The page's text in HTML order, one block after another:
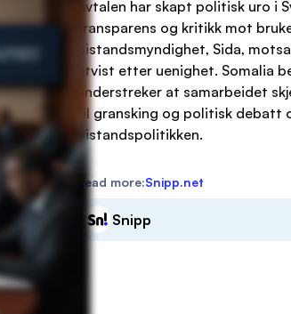
Avtalen har skapt politisk uro i
transparens og kritikk mot
bistandsmyndighet, Sida,
utvist etter uenighet. Somalia
understreker at samarbeidet
til gransking og politisk debatt
bistandspolitikken.
Read more:Snipp.net
Snipp